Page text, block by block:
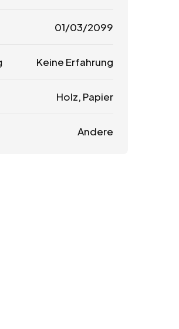
01/03/2099
Keine Erfahrung
Holz, Papier
Andere